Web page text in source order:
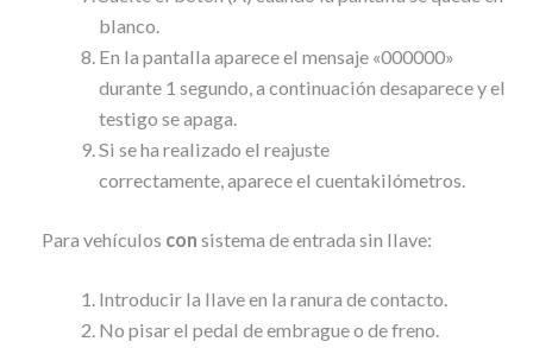
blanco.
En la pantalla aparece el mensaje «000000»
durante 1 segundo, a continuación desaparece y el
testigo se apaga.
Si se ha realizado el reajuste
correctamente, aparece el cuentakilómetros.
Para vehículos con sistema de entrada sin llave:
Introducir la llave en la ranura de contacto.
No pisar el pedal de embrague o de freno.